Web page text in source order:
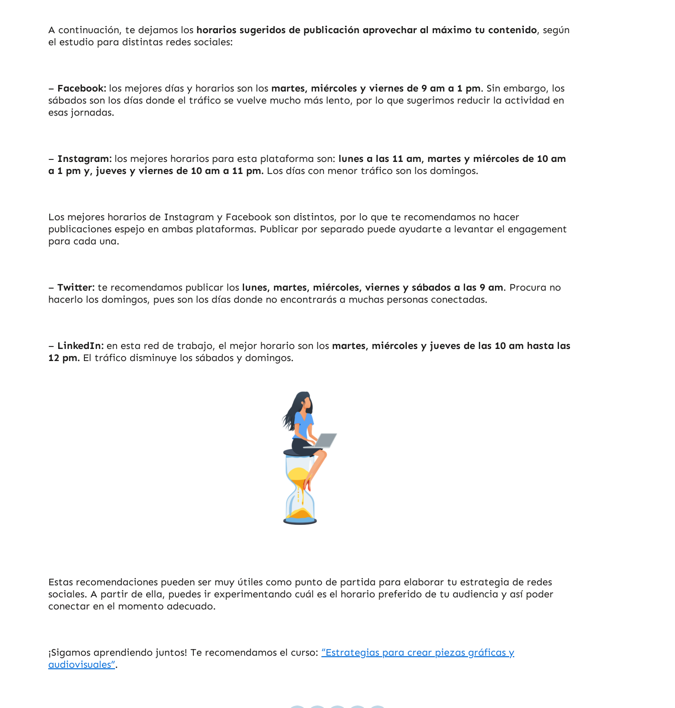
A continuación, te dejamos los horarios sugeridos de publicación aprovechar al máximo tu contenido, según
el estudio para distintas redes sociales:
– Facebook: los mejores días y horarios son los martes, miércoles y viernes de 9 am a 1 pm. Sin embargo, los
sábados son los días donde el tráfico se vuelve mucho más lento, por lo que sugerimos reducir la actividad en
esas jornadas.
– Instagram: los mejores horarios para esta plataforma son: lunes a las 11 am, martes y miércoles de 10 am
a 1 pm y, jueves y viernes de 10 am a 11 pm. Los días con menor tráfico son los domingos.
Los mejores horarios de Instagram y Facebook son distintos, por lo que te recomendamos no hacer
publicaciones espejo en ambas plataformas. Publicar por separado puede ayudarte a levantar el engagement
para cada una.
– Twitter: te recomendamos publicar los lunes, martes, miércoles, viernes y sábados a las 9 am. Procura no
hacerlo los domingos, pues son los días donde no encontrarás a muchas personas conectadas.
– LinkedIn: en esta red de trabajo, el mejor horario son los martes, miércoles y jueves de las 10 am hasta las
12 pm. El tráfico disminuye los sábados y domingos.
Estas recomendaciones pueden ser muy útiles como punto de partida para elaborar tu estrategia de redes
sociales. A partir de ella, puedes ir experimentando cuál es el horario preferido de tu audiencia y así poder
conectar en el momento adecuado.
¡Sigamos aprendiendo juntos! Te recomendamos el curso: “Estrategias para crear piezas gráficas y
audiovisuales”.